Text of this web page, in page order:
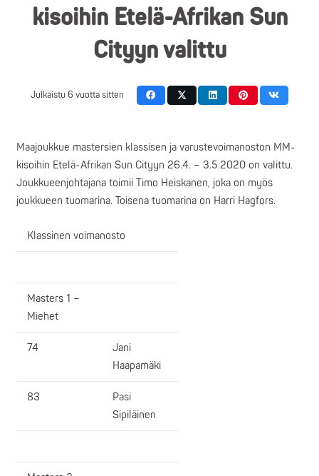
kisoihin Etelä-Afrikan Sun
Cityyn valittu
Julkaistu 6 vuotta sitten
Maajoukkue mastersien klassisen ja varustevoimanoston MM-
kisoihin Etelä-Afrikan Sun Cityyn 26.4. – 3.5.2020 on valittu.
Joukkueenjohtajana toimii Timo Heiskanen, joka on myös
joukkueen tuomarina. Toisena tuomarina on Harri Hagfors.
Klassinen voimanosto
Masters 1 –
Miehet
74
Jani
Haapamäki
83
Pasi
Sipiläinen